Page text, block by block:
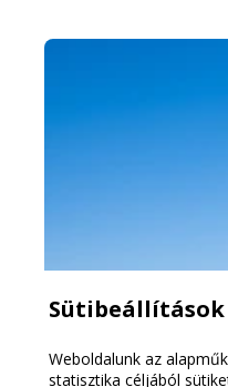
Sütibeállítások
Weboldalunk az
statisztika céljából